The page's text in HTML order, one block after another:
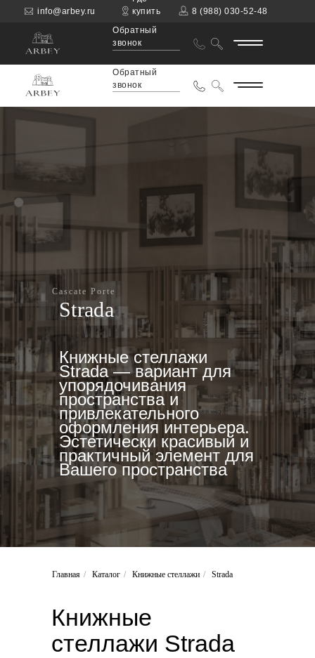
купить
8 (988) 030-52-48
info@arbey.ru
Обратный
звонок
Обратный
звонок
Cascate Porte
Strada
Книжные стеллажи
Strada — вариант для
упорядочивания
пространства и
привлекательного
оформления интерьера.
Эстетически красивый и
практичный элемент для
Вашего пространства
Главная / Каталог / Книжные стеллажи / Strada
Книжные
стеллажи Strada